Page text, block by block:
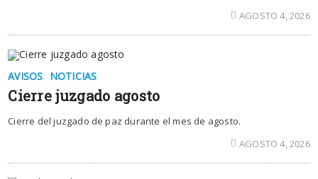
AGOSTO 4, 2026
AVISOS NOTICIAS
Cierre juzgado agosto
Cierre del juzgado de paz durante el mes de agosto.
AGOSTO 4, 2026